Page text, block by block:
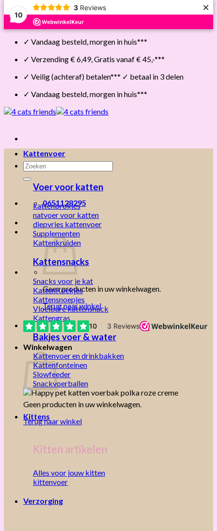
10
3 Reviews ×
Skip
✓ Vandaag besteld, morgen in huis***
✓ Verzending € 6,49, Gratis vanaf € 45,-***
✓ Veilig (achteraf) betalen*** ✓ betaal in 3 delen
✓ Vandaag besteld, morgen in huis***
Zoeken
naar:
0651128295
Geen producten in uw winkelwagen.
Terug naar winkel
Winkelwagen
Geen producten in uw winkelwagen.
Terug naar winkel
Kattenvoer
Voer voor katten
kattenbrokjes
natvoer voor katten
diepvries kattenvoer
Supplementen
Kattenkruiden
Kattensnacks
Snacks voor je kat
KattenKoekjes
Kattensnoepjes
Vloeibare kattensnack
Kattengras
Bakjes voer & water
Kattenvoer en drinkbakken
Kattenfonteinen
Slowfeeder
Snackvoerballen
Kittens
Kitten artikelen
Alles voor jouw kitten
kittenvoer
Verzorging